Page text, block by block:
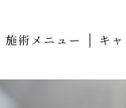
施術メニュー キ